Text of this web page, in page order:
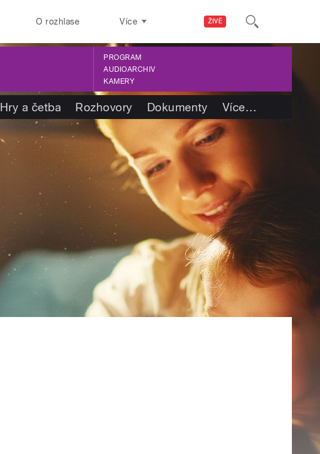
ŽIVĚ
O rozhlase Více
PROGRAM
AUDIOARCHIV
KAMERY
Hry a četba Rozhovory Dokumenty Více…